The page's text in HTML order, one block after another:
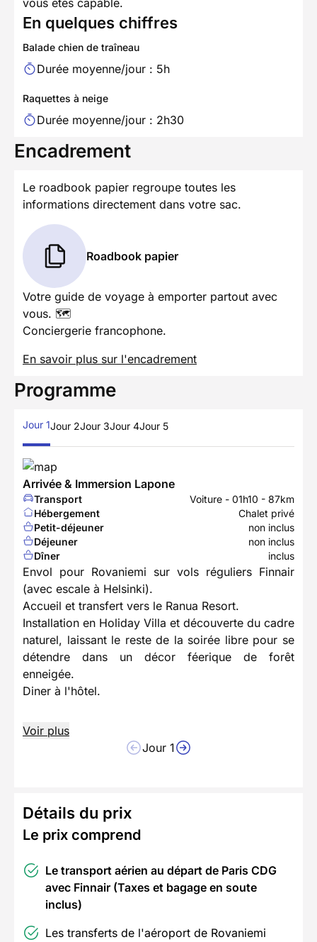
vous êtes capable.
En quelques chiffres
Balade chien de traîneau
Durée moyenne/jour : 5h
Raquettes à neige
Durée moyenne/jour : 2h30
Encadrement
Le roadbook papier regroupe toutes les
informations directement dans votre sac.
Roadbook papier
Votre guide de voyage à emporter partout avec
vous. 🗺️
Conciergerie francophone.
En savoir plus sur l'encadrement
Programme
Jour 1Jour 2Jour 3Jour 4Jour 5
Arrivée & Immersion Lapone
Transport
Voiture - 01h10 - 87km
Hébergement
Chalet privé
Petit-déjeuner
non inclus
Déjeuner
non inclus
Dîner
inclus
Envol pour Rovaniemi sur vols réguliers Finnair
(avec escale à Helsinki).
Accueil et transfert vers le Ranua Resort.
Installation en Holiday Villa et découverte du cadre
naturel, laissant le reste de la soirée libre pour se
détendre dans un décor féerique de forêt
enneigée.
Diner à l'hôtel.
Voir plus
Jour 1
Détails du prix
Le prix comprend
Le transport aérien au départ de Paris CDG
avec Finnair (Taxes et bagage en soute
inclus)
Les transferts de l'aéroport de Rovaniemi